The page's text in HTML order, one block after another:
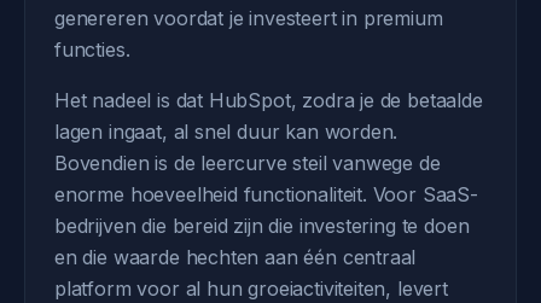
genereren voordat je investeert in premium
functies.
Het nadeel is dat HubSpot, zodra je de betaalde
lagen ingaat, al snel duur kan worden.
Bovendien is de leercurve steil vanwege de
enorme hoeveelheid functionaliteit. Voor SaaS-
bedrijven die bereid zijn die investering te doen
en die waarde hechten aan één centraal
platform voor al hun groeiactiviteiten, levert